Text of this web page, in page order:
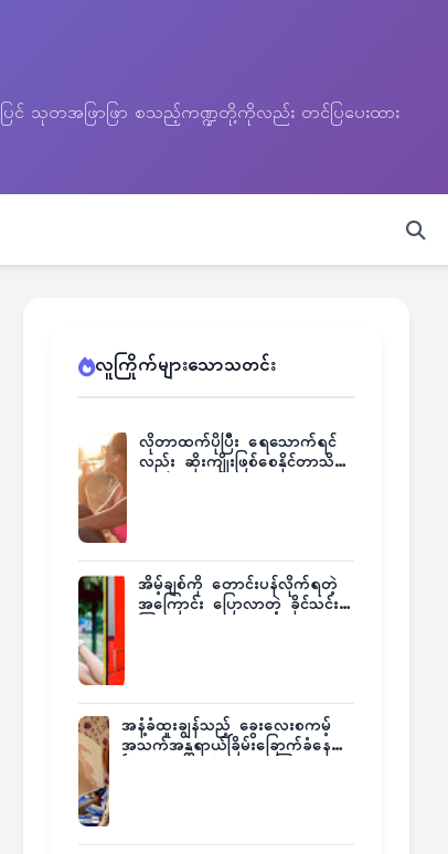
းအပြင် သုတအဖြာဖြာ စသည့်ကဏ္ဍတို့ကိုလည်း တင်ပြပေးထား
လူကြိုက်များသောသတင်း
လိုတာထက်ပိုပြီး ရေသောက်ရင်
လည်း ဆိုးကျိုးဖြစ်စေနိုင်တာသိရဲ့
အိမ့်ချစ်ကို တောင်းပန်လိုက်ရတဲ့
အကြောင်း ပြောလာတဲ့ ခိုင်သင်း
အနံ့ခံထူးချွန်သည့် ခွေးလေးစကမ့်
အသက်အန္တရာယ်ခြိမ်းခြောက်ခံနေရ